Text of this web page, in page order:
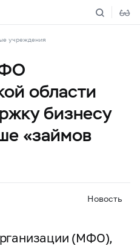
учреждения
области
бизнесу
«займов
Новость
(МФО),